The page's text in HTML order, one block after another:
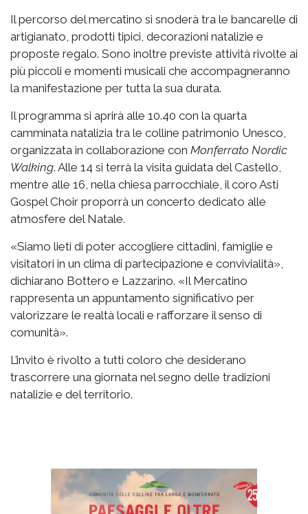
Il percorso del mercatino si snoderà tra le bancarelle di
artigianato, prodotti tipici, decorazioni natalizie e
proposte regalo. Sono inoltre previste attività rivolte ai
più piccoli e momenti musicali che accompagneranno
la manifestazione per tutta la sua durata.
Il programma si aprirà alle 10.40 con la quarta
camminata natalizia tra le colline patrimonio Unesco,
organizzata in collaborazione con Monferrato Nordic
Walking. Alle 14 si terrà la visita guidata del Castello,
mentre alle 16, nella chiesa parrocchiale, il coro Asti
Gospel Choir proporrà un concerto dedicato alle
atmosfere del Natale.
«Siamo lieti di poter accogliere cittadini, famiglie e
visitatori in un clima di partecipazione e convivialità»,
dichiarano Bottero e Lazzarino. «Il Mercatino
rappresenta un appuntamento significativo per
valorizzare le realtà locali e rafforzare il senso di
comunità».
L’invito è rivolto a tutti coloro che desiderano
trascorrere una giornata nel segno delle tradizioni
natalizie e del territorio.